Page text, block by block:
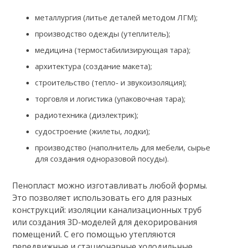
металлургия (литье деталей методом ЛГМ);
производство одежды (утеплитель);
медицина (термостабилизирующая тара);
архитектура (создание макета);
строительство (тепло- и звукоизоляция);
торговля и логистика (упаковочная тара);
радиотехника (диэлектрик);
судостроение (жилеты, лодки);
производство (наполнитель для мебели, сырье
для создания одноразовой посуды).
Пенопласт можно изготавливать любой формы.
Это позволяет использовать его для разных
конструкций: изоляции канализационных труб
или создания 3D-моделей для декорирования
помещений. С его помощью утепляются